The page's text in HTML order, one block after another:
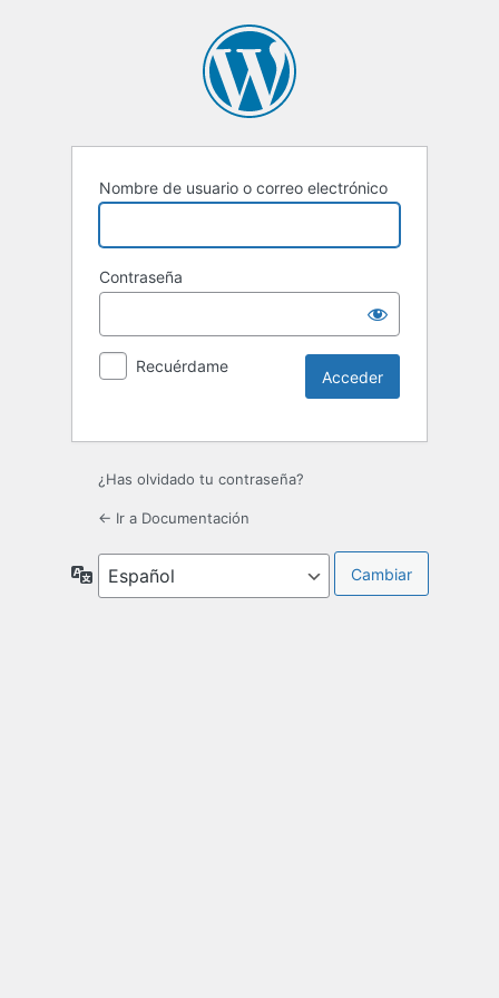
Nombre de usuario o correo electrónico
Contraseña
Recuérdame
¿Has olvidado tu contraseña?
← Ir a Documentación
Idioma